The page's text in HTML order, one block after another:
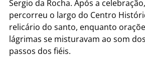
Sergio da Rocha. Após a
percorreu o largo do Centro
relicário do santo, enquanto
lágrimas se misturavam ao som
passos dos fiéis.